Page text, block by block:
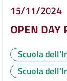
15/11/2024
OPEN DAY
Scuola
Scuola